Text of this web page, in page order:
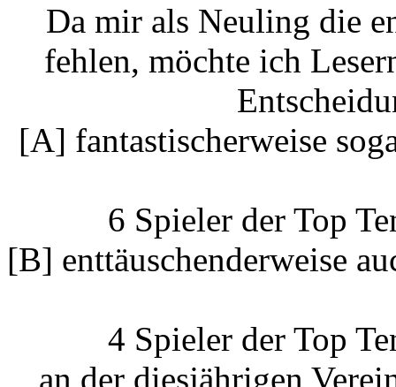
Da mir als Neuling die
fehlen, möchte ich
[A] fantastischerweise
6 Spieler der Top
[B] enttäuschenderweise
4 Spieler der Top
an der diesjährigen